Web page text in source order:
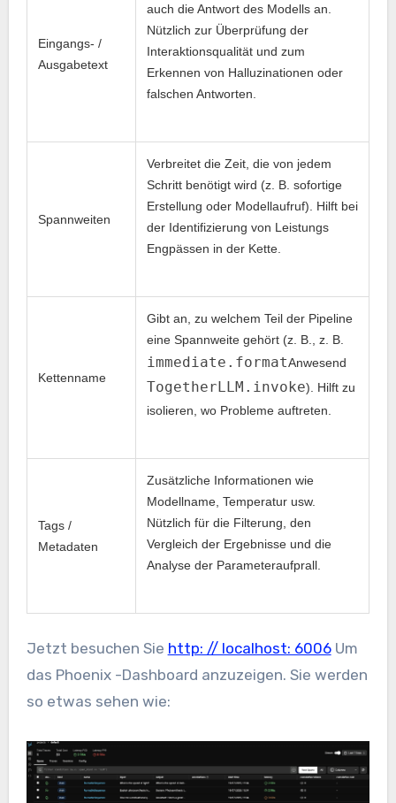
Eingangs- /
Ausgabetext
auch die Antwort des Modells an.
Nützlich zur Überprüfung der
Interaktionsqualität und zum
Erkennen von Halluzinationen oder
falschen Antworten.
Spannweiten
Verbreitet die Zeit, die von jedem
Schritt benötigt wird (z. B. sofortige
Erstellung oder Modellaufruf). Hilft bei
der Identifizierung von Leistungs
Engpässen in der Kette.
Kettenname
Gibt an, zu welchem Teil der Pipeline
eine Spannweite gehört (z. B., z. B.
immediate.formatAnwesend
TogetherLLM.invoke). Hilft zu
isolieren, wo Probleme auftreten.
Tags /
Metadaten
Zusätzliche Informationen wie
Modellname, Temperatur usw.
Nützlich für die Filterung, den
Vergleich der Ergebnisse und die
Analyse der Parameteraufprall.
Jetzt besuchen Sie http: // localhost: 6006Um
das Phoenix -Dashboard anzuzeigen. Sie werden
so etwas sehen wie: